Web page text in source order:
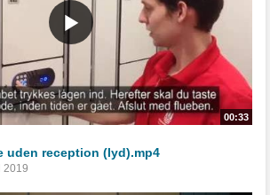
00:33
uden reception (lyd).mp4
2019